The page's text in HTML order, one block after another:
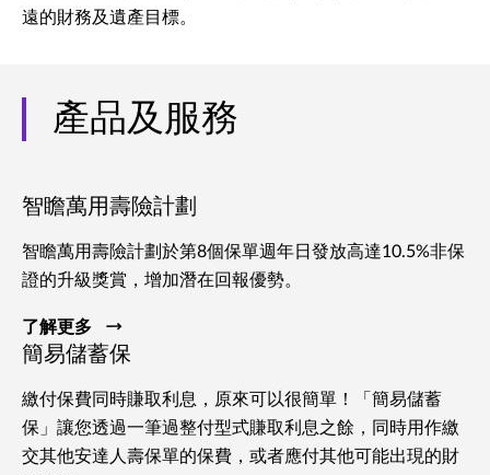
遠的財務及遺產目標。
產品及服務
智瞻萬用壽險計劃
智瞻萬用壽險計劃於第8個保單週年日發放高達10.5%非保
證的升級獎賞，增加潛在回報優勢。
了解更多
簡易儲蓄保
繳付保費同時賺取利息，原來可以很簡單！「簡易儲蓄
保」讓您透過一筆過整付型式賺取利息之餘，同時用作繳
交其他安達人壽保單的保費，或者應付其他可能出現的財